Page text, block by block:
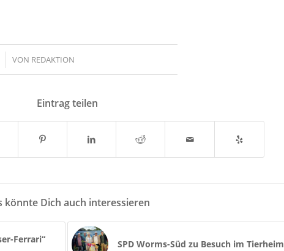
VON REDAKTION
Eintrag teilen
könnte Dich auch interessieren
Ferrari“
SPD Worms-Süd zu Besuch im Tierheim